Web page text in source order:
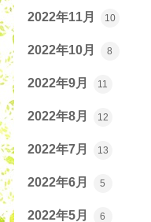
2022年11月 10
2022年10月 8
2022年9月 11
2022年8月 12
2022年7月 13
2022年6月 5
2022年5月 6